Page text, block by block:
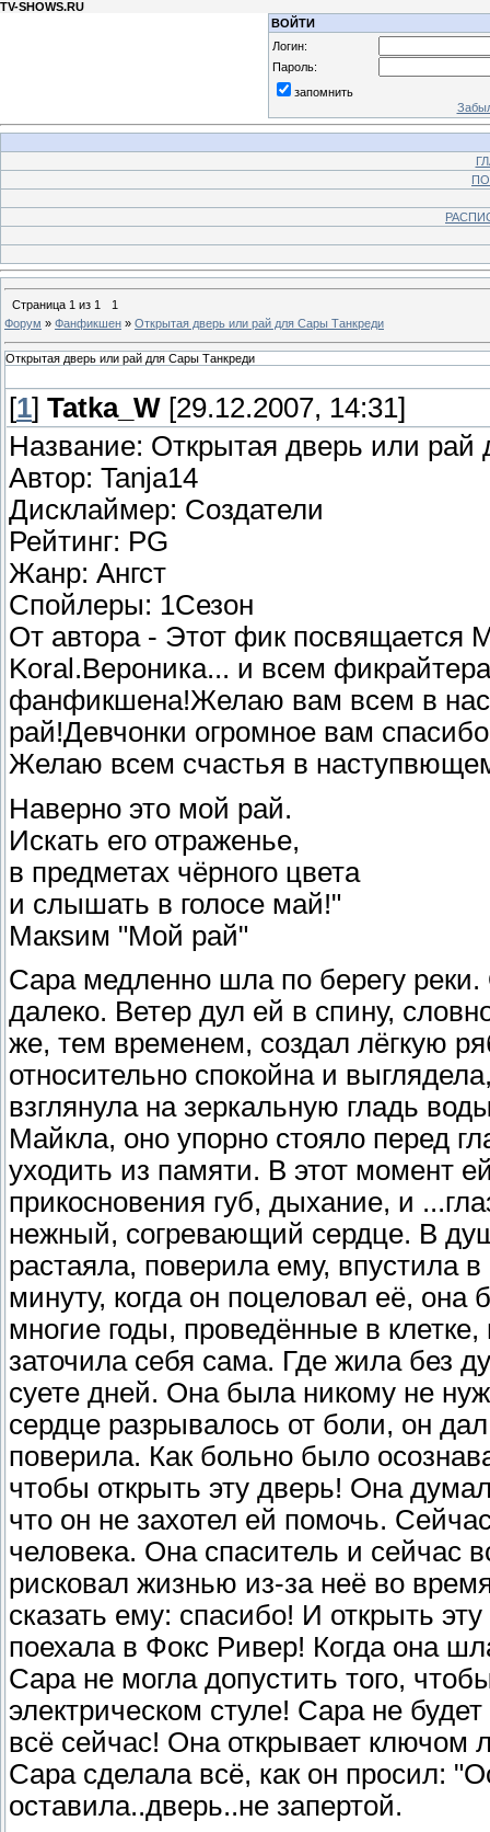
TV-SHOWS.RU
ВОЙТИ
Логин:
Пароль:
запомнить
Страница 1 из 1
1
Форум » Фанфикшен » Открытая дверь или рай для Сары Танкреди
Открытая дверь или рай для Сары Танкреди
[1] Tatka_W [29.12.2007, 14:31]
Название: Открытая дверь или рай
Автор: Tanja14
Дисклаймер: Создатели
Рейтинг: PG
Жанр: Ангст
Спойлеры: 1Сезон
От автора - Этот фик посвящается
Koral.Вероника... и всем
фанфикшена!Желаю вам всем в
рай!Девчонки огромное вам
Желаю всем счастья в
Наверно это мой рай.
Искать его отраженье,
в предметах чёрного цвета
и слышать в голосе май!"
Макsим "Мой рай"
Сара медленно шла по берегу
далеко. Ветер дул ей в спину,
же, тем временем, создал лёгкую
относительно спокойна и
взглянула на зеркальную гладь
Майкла, оно упорно стояло перед
уходить из памяти. В этот момент
прикосновения губ, дыхание, и
нежный, согревающий сердце. В
растаяла, поверила ему, впустила
минуту, когда он поцеловал её,
многие годы, проведённые в
заточила себя сама. Где жила без
суете дней. Она была никому не
сердце разрывалось от боли, он
поверила. Как больно было
чтобы открыть эту дверь! Она
что он не захотел ей помочь.
человека. Она спаситель и сейчас
рисковал жизнью из-за неё во
сказать ему: спасибо! И открыть
поехала в Фокс Ривер! Когда она
Сара не могла допустить того,
электрическом стуле! Сара не
всё сейчас! Она открывает ключом
Сара сделала всё, как он просил:
оставила..дверь..не запертой.